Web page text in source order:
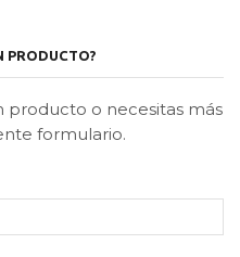
PRODUCTO?
producto o necesitas más
formulario.